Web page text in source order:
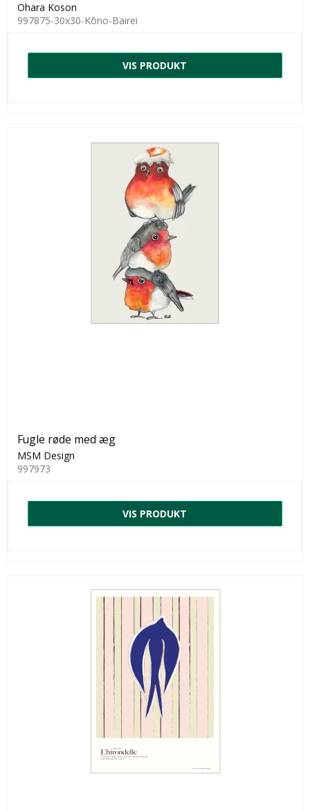
Ohara Koson
997875-30x30-Kōno-Bairei
VIS PRODUKT
Fugle røde med æg
MSM Design
997973
VIS PRODUKT